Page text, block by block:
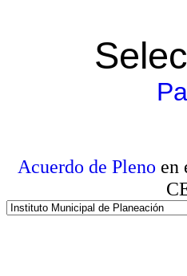
Acuerdo de Pleno en